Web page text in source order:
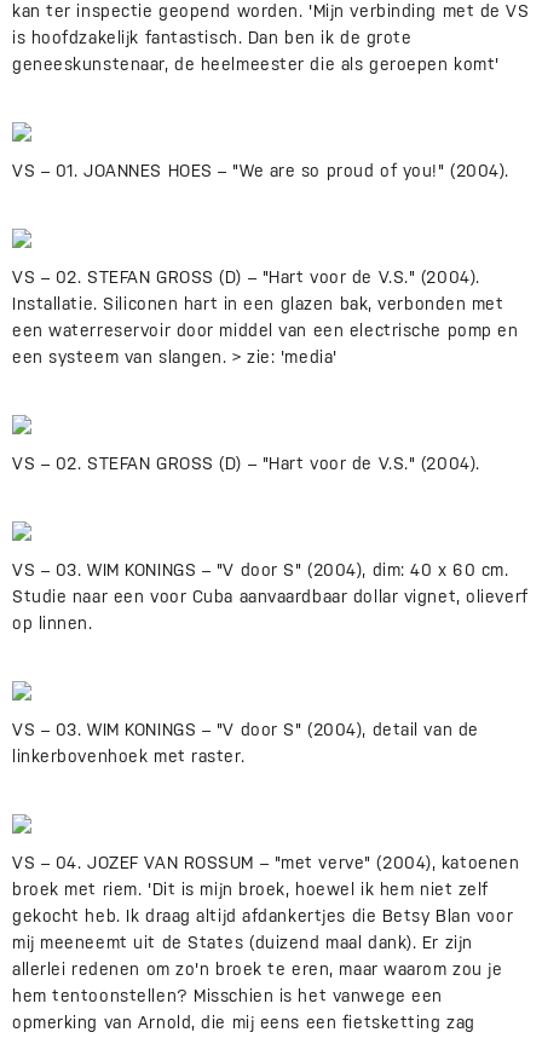
kan ter inspectie geopend worden. 'Mijn verbinding met de VS
is hoofdzakelijk fantastisch. Dan ben ik de grote
geneeskunstenaar, de heelmeester die als geroepen komt'
VS – 01. JOANNES HOES – "We are so proud of you!" (2004).
VS – 02. STEFAN GROSS (D) – "Hart voor de V.S." (2004).
Installatie. Siliconen hart in een glazen bak, verbonden met
een waterreservoir door middel van een electrische pomp en
een systeem van slangen. > zie: 'media'
VS – 02. STEFAN GROSS (D) – "Hart voor de V.S." (2004).
VS – 03. WIM KONINGS – "V door S" (2004), dim: 40 x 60 cm.
Studie naar een voor Cuba aanvaardbaar dollar vignet, olieverf
op linnen.
VS – 03. WIM KONINGS – "V door S" (2004), detail van de
linkerbovenhoek met raster.
VS – 04. JOZEF VAN ROSSUM – "met verve" (2004), katoenen
broek met riem. 'Dit is mijn broek, hoewel ik hem niet zelf
gekocht heb. Ik draag altijd afdankertjes die Betsy Blan voor
mij meeneemt uit de States (duizend maal dank). Er zijn
allerlei redenen om zo'n broek te eren, maar waarom zou je
hem tentoonstellen? Misschien is het vanwege een
opmerking van Arnold, die mij eens een fietsketting zag